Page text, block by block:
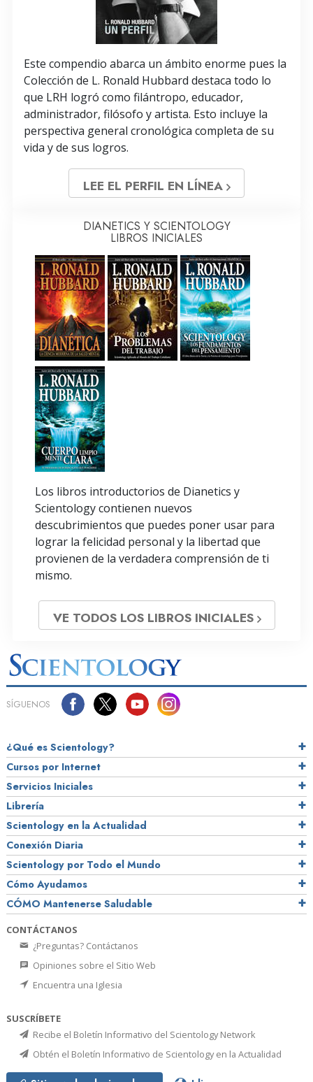
Este compendio abarca un ámbito enorme pues la
Colección de L. Ronald Hubbard destaca todo lo
que LRH logró como filántropo, educador,
administrador, filósofo y artista. Esto incluye la
perspectiva general cronológica completa de su
vida y de sus logros.
LEE EL PERFIL EN LÍNEA
DIANETICS Y SCIENTOLOGY
LIBROS INICIALES
Los libros introductorios de Dianetics y
Scientology contienen nuevos
descubrimientos que puedes poner usar para
lograr la felicidad personal y la libertad que
provienen de la verdadera comprensión de ti
mismo.
VE TODOS LOS LIBROS INICIALES
SÍGUENOS
¿Qué es Scientology?
Cursos por Internet
Servicios Iniciales
Librería
Scientology en la Actualidad
Conexión Diaria
Scientology por Todo el Mundo
Cómo Ayudamos
CÓMO Mantenerse Saludable
CONTÁCTANOS
¿Preguntas? Contáctanos
Opiniones sobre el Sitio Web
Encuentra una Iglesia
SUSCRÍBETE
Recibe el Boletín Informativo del Scientology Network
Obtén el Boletín Informativo de Scientology en la Actualidad